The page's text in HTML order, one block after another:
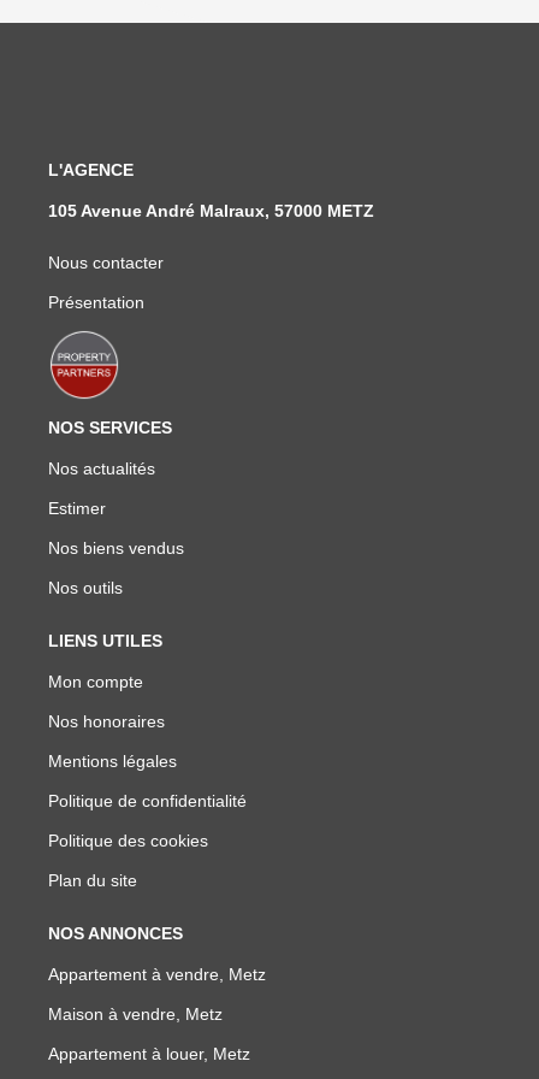
L'AGENCE
105 Avenue André Malraux, 57000 METZ
Nous contacter
Présentation
NOS SERVICES
Nos actualités
Estimer
Nos biens vendus
Nos outils
LIENS UTILES
Mon compte
Nos honoraires
Mentions légales
Politique de confidentialité
Politique des cookies
Plan du site
NOS ANNONCES
Appartement à vendre, Metz
Maison à vendre, Metz
Appartement à louer, Metz